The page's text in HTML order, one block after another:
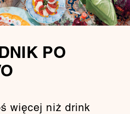
PO
więcej niż drink